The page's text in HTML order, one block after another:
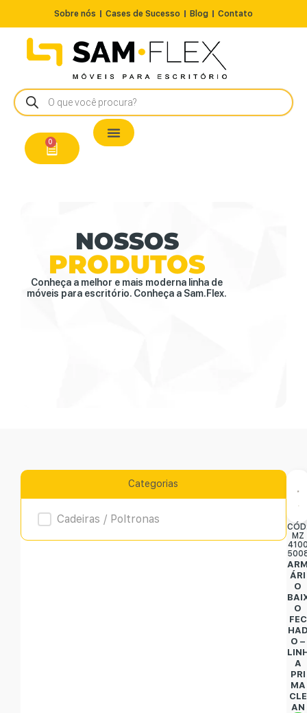
Sobre nós Cases de Sucesso Blog Contato
0
NOSSOS
PRODUTOS
Conheça a melhor e mais moderna linha de
móveis para escritório. Conheça a Sam.Flex.
Categorias
Product Archive
Cadeiras / Poltronas
MZ
ÁRI
O
O
FEC
O –
A
PRI
MA
CLE
AN